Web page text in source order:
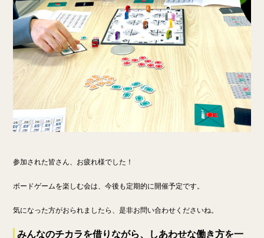
参加された皆さん、お疲れ様でした！
ボードゲームを楽しむ会は、今後も定期的に開催予定です。
気になった方がおられましたら、是非お問い合わせくださいね。
みんなのチカラを借りながら、しあわせな働き方を一